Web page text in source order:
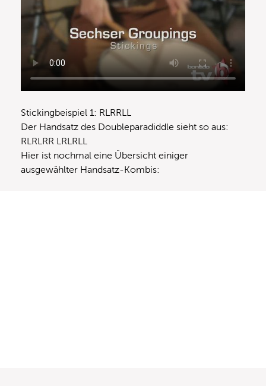
Stickingbeispiel 1: RLRRLL
Der Handsatz des Doubleparadiddle sieht so aus:
RLRLRR LRLRLL
Hier ist nochmal eine Übersicht einiger
ausgewählter Handsatz-Kombis: